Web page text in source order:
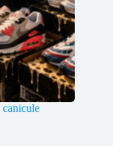
canicule